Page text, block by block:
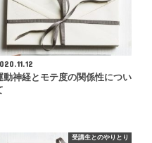
動神経とモテ度の関係性につい
受講生とのやりとり